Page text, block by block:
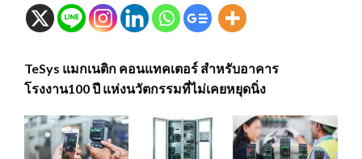
TeSys แมกเนติก คอนแทคเตอร์ สำหรับอาคาร
โรงงาน100 ปี แห่งนวัตกรรมที่ไม่เคยหยุดนิ่ง